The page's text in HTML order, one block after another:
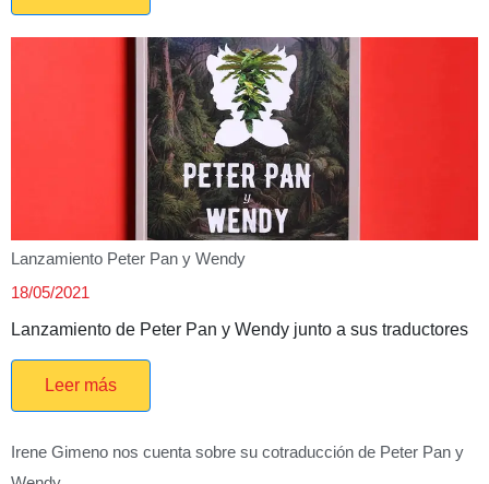
Lanzamiento Peter Pan y Wendy
18/05/2021
Lanzamiento de Peter Pan y Wendy junto a sus traductores
Leer más
Irene Gimeno nos cuenta sobre su cotraducción de Peter Pan y